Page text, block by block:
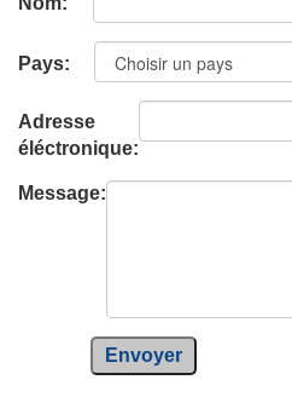
Pays:
Adresse
éléctronique:
Message:
Envoyer